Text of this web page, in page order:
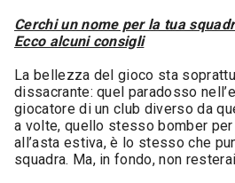
Cerchi un nome per la tua
Ecco alcuni consigli
La bellezza del gioco sta
dissacrante: quel paradosso
giocatore di un club diverso da
a volte, quello stesso bomber
all’asta estiva, è lo stesso che
squadra. Ma, in fondo, non